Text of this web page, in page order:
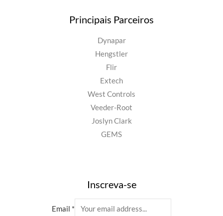
Principais Parceiros
Dynapar
Hengstler
Flir
Extech
West Controls
Veeder-Root
Joslyn Clark
GEMS
Inscreva-se
Email *